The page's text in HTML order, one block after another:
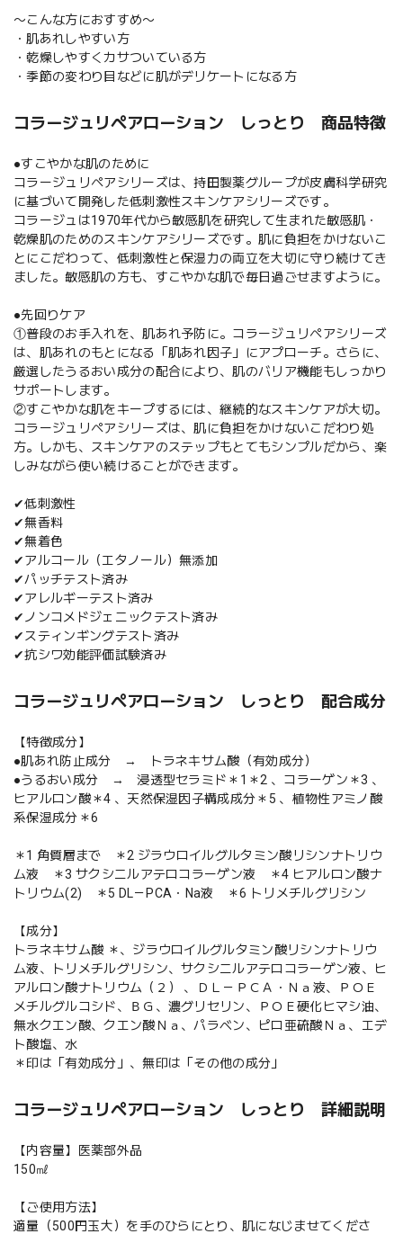
〜こんな方におすすめ〜
・肌あれしやすい方
・乾燥しやすくカサついている方
・季節の変わり目などに肌がデリケートになる方
コラージュリペアローション しっとり 商品特徴
●すこやかな肌のために
コラージュリペアシリーズは、持田製薬グループが皮膚科学研究
に基づいて開発した低刺激性スキンケアシリーズです。
コラージュは1970年代から敏感肌を研究して生まれた敏感肌・
乾燥肌のためのスキンケアシリーズです。肌に負担をかけないこ
とにこだわって、低刺激性と保湿力の両立を大切に守り続けてき
ました。敏感肌の方も、すこやかな肌で毎日過ごせますように。
●先回りケア
①普段のお手入れを、肌あれ予防に。コラージュリペアシリーズ
は、肌あれのもとになる「肌あれ因子」にアプローチ。さらに、
厳選したうるおい成分の配合により、肌のバリア機能もしっかり
サポートします。
②すこやかな肌をキープするには、継続的なスキンケアが大切。
コラージュリペアシリーズは、肌に負担をかけないこだわり処
方。しかも、スキンケアのステップもとてもシンプルだから、楽
しみながら使い続けることができます。
✔低刺激性
✔無香料
✔無着色
✔アルコール（エタノール）無添加
✔パッチテスト済み
✔アレルギーテスト済み
✔ノンコメドジェニックテスト済み
✔スティンギングテスト済み
✔抗シワ効能評価試験済み
コラージュリペアローション しっとり 配合成分
【特徴成分】
●肌あれ防止成分 → トラネキサム酸（有効成分）
●うるおい成分 → 浸透型セラミド＊1＊2 、コラーゲン＊3 、
ヒアルロン酸＊4 、天然保湿因子構成成分＊5 、植物性アミノ酸
系保湿成分＊6
＊1 角質層まで ＊2 ジラウロイルグルタミン酸リシンナトリウ
ム液 ＊3 サクシニルアテロコラーゲン液 ＊4 ヒアルロン酸ナ
トリウム(2) ＊5 DL－PCA・Na液 ＊6 トリメチルグリシン
【成分】
トラネキサム酸 ＊、ジラウロイルグルタミン酸リシンナトリウ
ム液、トリメチルグリシン、サクシニルアテロコラーゲン液、ヒ
アルロン酸ナトリウム（２） 、ＤＬ－ＰＣＡ・Ｎａ液、ＰＯＥ
メチルグルコシド、ＢＧ、濃グリセリン、ＰＯＥ硬化ヒマシ油、
無水クエン酸、クエン酸Ｎａ、パラベン、ピロ亜硫酸Ｎａ、エデ
ト酸塩、水
＊印は「有効成分」、無印は「その他の成分」
コラージュリペアローション しっとり 詳細説明
【内容量】医薬部外品
150㎖
【ご使用方法】
適量（500円玉大）を手のひらにとり、肌になじませてくださ